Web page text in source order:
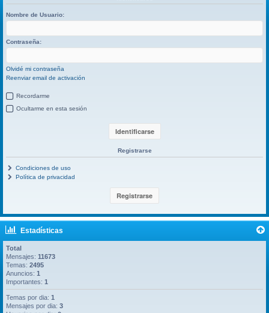
Nombre de Usuario:
Contraseña:
Olvidé mi contraseña
Reenviar email de activación
Recordarme
Ocultarme en esta sesión
Registrarse
Condiciones de uso
Política de privacidad
Estadísticas
Total
Mensajes: 11673
Temas: 2495
Anuncios: 1
Importantes: 1
Temas por dia: 1
Mensajes por dia: 3